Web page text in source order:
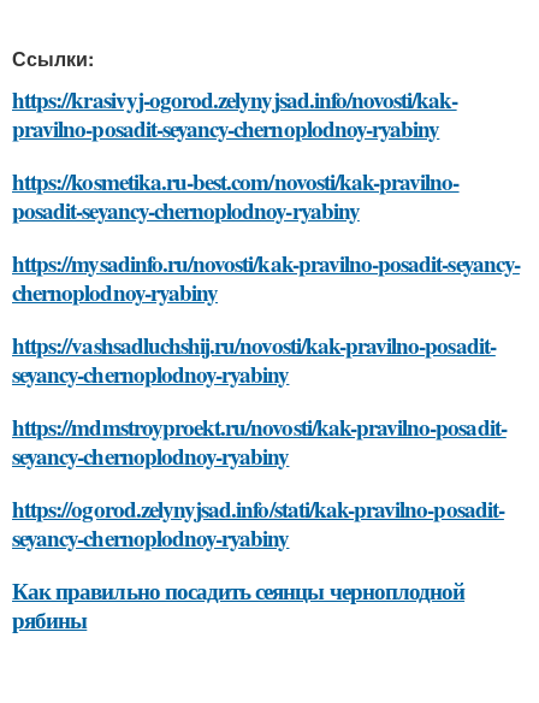
Ссылки:
https://krasivyj-ogorod.zelynyjsad.info/novosti/kak-
pravilno-posadit-seyancy-chernoplodnoy-ryabiny
https://kosmetika.ru-best.com/novosti/kak-pravilno-
posadit-seyancy-chernoplodnoy-ryabiny
https://mysadinfo.ru/novosti/kak-pravilno-posadit-seyancy-
chernoplodnoy-ryabiny
https://vashsadluchshij.ru/novosti/kak-pravilno-posadit-
seyancy-chernoplodnoy-ryabiny
https://mdmstroyproekt.ru/novosti/kak-pravilno-posadit-
seyancy-chernoplodnoy-ryabiny
https://ogorod.zelynyjsad.info/stati/kak-pravilno-posadit-
seyancy-chernoplodnoy-ryabiny
Как правильно посадить сеянцы черноплодной
рябины